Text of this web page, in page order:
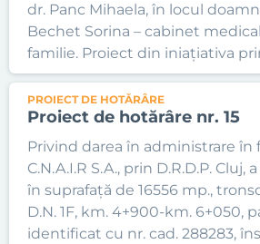
dr. Panc Mihaela, în locul
Bechet Sorina – cabinet
familie. Proiect din iniațiativa
PROIECT DE HOTĂRÂRE
Proiect de hotărâre nr. 15
Privind darea în administrare în
C.N.A.I.R S.A., prin D.R.D.P.
în suprafață de 16556 mp.,
D.N. 1F, km. 4+900-km. 6+050,
identificat cu nr. cad. 288283,